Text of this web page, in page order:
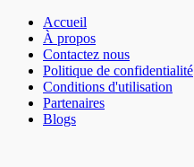
Accueil
À propos
Contactez nous
Politique de confidentialité
Conditions d'utilisation
Partenaires
Blogs